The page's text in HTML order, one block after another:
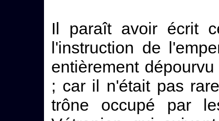
Il paraît avoir écrit
l'instruction de
entièrement
; car il n'était pas
trône occupé par